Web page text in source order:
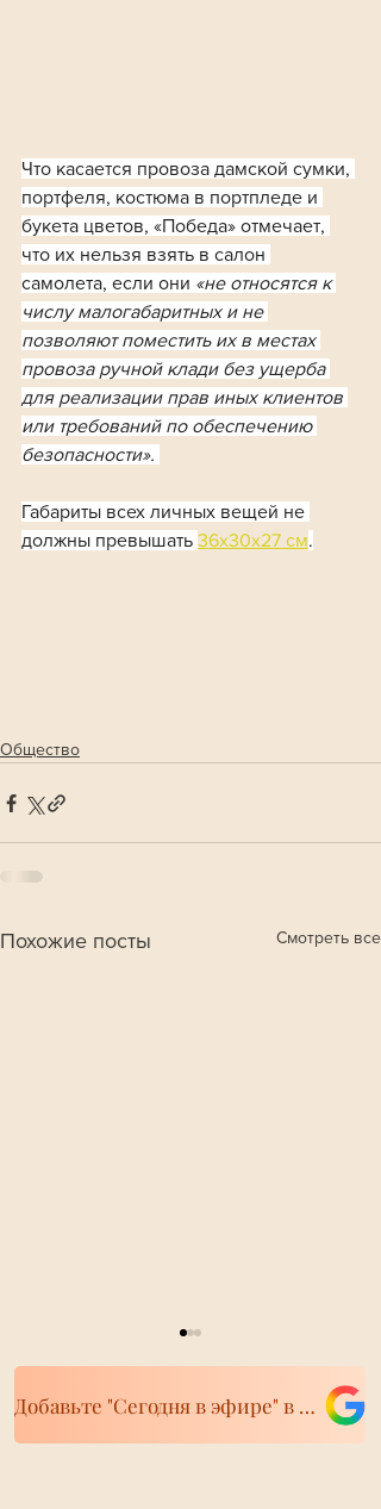
Что касается провоза дамской сумки,
портфеля, костюма в портпледе и
букета цветов, «Победа» отмечает,
что их нельзя взять в салон
самолета, если они «не относятся к
числу малогабаритных и не
позволяют поместить их в местах
провоза ручной клади без ущерба
для реализации прав иных клиентов
или требований по обеспечению
безопасности».
Габариты всех личных вещей не
должны превышать 36x30x27 см.
Общество
Похожие посты Смотреть все
Добавьте "Сегодня в эфире" в свои источники